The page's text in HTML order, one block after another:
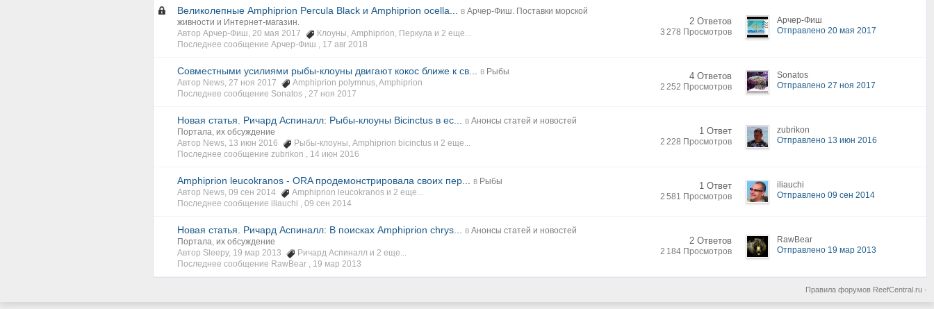
Великолепные Amphiprion Percula Black и Amphiprion ocella... в Арчер-Фиш. Поставки морской
живности и Интернет-магазин.
Автор Арчер-Фиш, 20 мая 2017
Клоуны, Amphiprion, Перкула и 2 еще...
Последнее сообщение Арчер-Фиш , 17 авг 2018
2 Ответов
3 278 Просмотров
Арчер-Фиш
Отправлено 20 мая 2017
Совместными усилиями рыбы-клоуны двигают кокос ближе к св... в Рыбы
Автор News, 27 ноя 2017
Amphiprion polymnus, Amphiprion
Последнее сообщение Sonatos , 27 ноя 2017
4 Ответов
2 252 Просмотров
Sonatos
Отправлено 27 ноя 2017
Новая статья. Ричард Аспиналл: Рыбы-клоуны Bicinctus в ес... в Анонсы статей и новостей
Портала, их обсуждение
Автор News, 13 июн 2016
Рыбы-клоуны, Amphiprion bicinctus и 2 еще...
Последнее сообщение zubrikon , 14 июн 2016
1 Ответ
2 228 Просмотров
zubrikon
Отправлено 13 июн 2016
Amphiprion leucokranos - ORA продемонстрировала своих пер... в Рыбы
Автор News, 09 сен 2014
Amphiprion leucokranos и 2 еще...
Последнее сообщение iliauchi , 09 сен 2014
1 Ответ
2 581 Просмотров
iliauchi
Отправлено 09 сен 2014
Новая статья. Ричард Аспиналл: В поисках Amphiprion chrys... в Анонсы статей и новостей
Портала, их обсуждение
Автор Sleepy, 19 мар 2013
Ричард Аспиналл и 2 еще...
Последнее сообщение RawBear , 19 мар 2013
2 Ответов
2 184 Просмотров
RawBear
Отправлено 19 мар 2013
Правила форумов ReefCentral.ru ·